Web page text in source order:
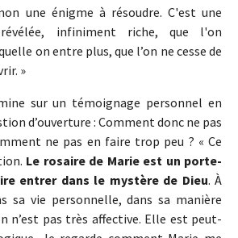
une énigme à résoudre. C'est une
infiniment riche, que l'on
on entre plus, que l’on ne cesse de
»
sur un témoignage personnel en
d’ouverture : Comment donc ne pas
ne pas en faire trop peu ? « Ce
Le rosaire de Marie est un porte-
entrer dans le mystère de Dieu. À
sa vie personnelle, dans sa manière
n’est pas très affective. Elle est peut-